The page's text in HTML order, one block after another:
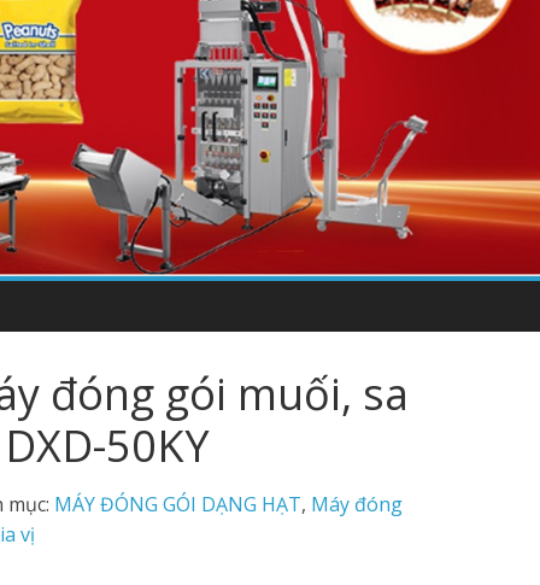
đóng gói muối, sa
50KY
mục: MÁY ĐÓNG GÓI DẠNG HẠT, Máy đóng
vị